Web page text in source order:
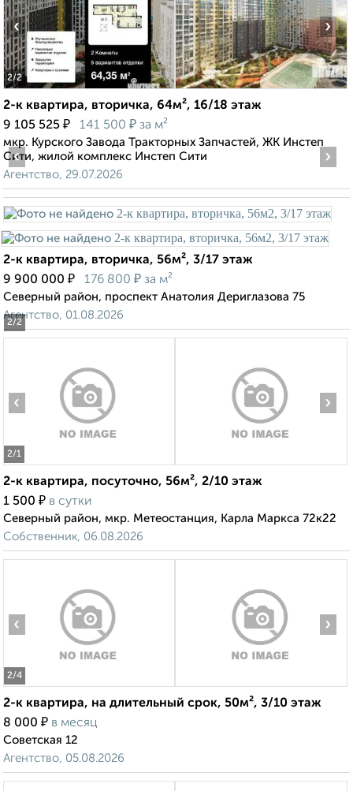
2/2
‹ ›
2-к квартира, вторичка, 64м², 16/18 этаж
9 105 525 ₽ 141 500 ₽ за м²
мкр. Курского Завода Тракторных Запчастей, ЖК Инстеп
Сити, жилой комплекс Инстеп Сити
Агентство, 29.07.2026
2/2
‹ ›
2-к квартира, вторичка, 56м², 3/17 этаж
9 900 000 ₽ 176 800 ₽ за м²
Северный район, проспект Анатолия Дериглазова 75
Агентство, 01.08.2026
2/1
‹ ›
2-к квартира, посуточно, 56м², 2/10 этаж
1 500 ₽ в сутки
Северный район, мкр. Метеостанция, Карла Маркса 72к22
Собственник, 06.08.2026
2/4
‹ ›
2-к квартира, на длительный срок, 50м², 3/10 этаж
8 000 ₽ в месяц
Советская 12
Агентство, 05.08.2026